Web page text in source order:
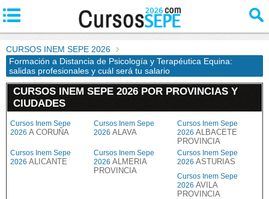
CURSOS INEM SEPE 2026
Formación a Distancia de Psicología y Terapéutica Equina:
salidas profesionales y cuál será tu salario
CURSOS INEM SEPE 2026 POR PROVINCIAS Y
CIUDADES
Cursos Inem Sepe
2026 A CORUÑA
Cursos Inem Sepe
2026 ALAVA
Cursos Inem Sepe
2026 ALBACETE
PROVINCIA
Cursos Inem Sepe
2026 ALICANTE
Cursos Inem Sepe
2026 ALMERIA
PROVINCIA
Cursos Inem Sepe
2026 ASTURIAS
Cursos Inem Sepe
2026 AVILA
PROVINCIA